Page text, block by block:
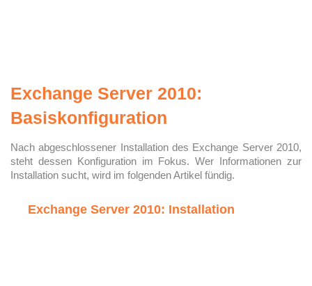
Exchange Server 2010:
Basiskonfiguration
Nach abgeschlossener Installation des Exchange Server 2010,
steht dessen Konfiguration im Fokus. Wer Informationen zur
Installation sucht, wird im folgenden Artikel fündig.
Exchange Server 2010: Installation